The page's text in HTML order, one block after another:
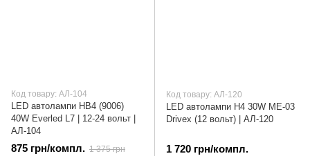
Код товару: АЛ-104
LED автолампи HB4 (9006)
40W Everled L7 | 12-24 вольт |
АЛ-104
875 грн/компл. 1 375 грн
Код товару: АЛ-120
LED автолампи H4 30W ME-03
Drivex (12 вольт) | АЛ-120
1 720 грн/компл.